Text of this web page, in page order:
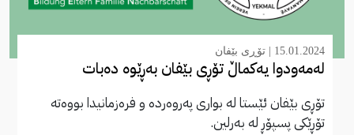
15.01.2024 | تۆڕی بێفان
لەمەودوا یەکماڵ تۆڕی بێفان بەڕێوە دەبات
تۆڕی بێفان ئێستا لە بواری پەروەردە و فرەزمانیدا بووەتە
تۆڕێکی پسپۆڕ لە بەرلین.